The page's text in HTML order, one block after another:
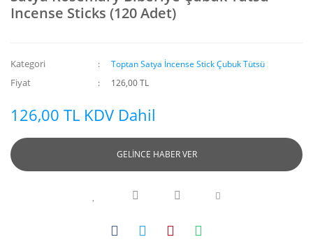
Incense Sticks (120 Adet)
Kategori Toptan Satya İncense Stick Çubuk Tütsü
Fiyat 126,00 TL
126,00 TL KDV Dahil
GELİNCE HABER VER